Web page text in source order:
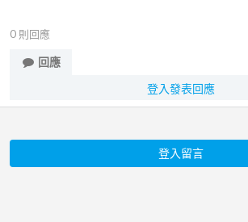
0 則回應
回應
登入發表回應
登入留言